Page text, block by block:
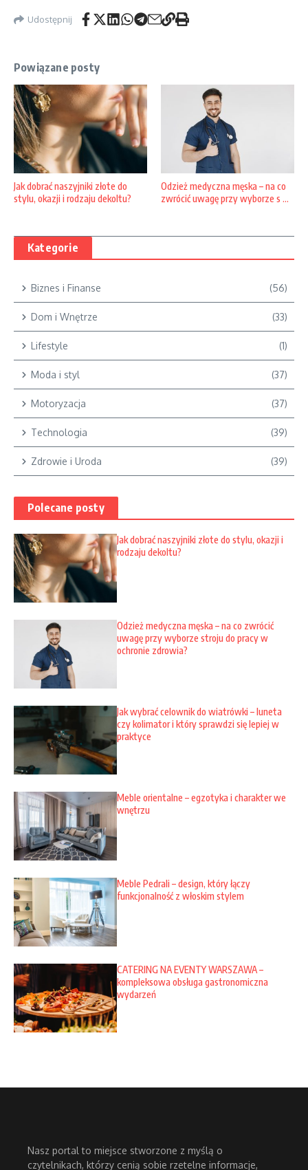
Udostępnij
Powiązane posty
Jak dobrać naszyjniki złote do
stylu, okazji i rodzaju dekoltu?
Odzież medyczna męska – na co
zwrócić uwagę przy wyborze s ...
Kategorie
Biznes i Finanse (56)
Dom i Wnętrze (33)
Lifestyle (1)
Moda i styl (37)
Motoryzacja (37)
Technologia (39)
Zdrowie i Uroda (39)
Polecane posty
Jak dobrać naszyjniki złote do stylu, okazji i
rodzaju dekoltu?
Odzież medyczna męska – na co zwrócić
uwagę przy wyborze stroju do pracy w
ochronie zdrowia?
Jak wybrać celownik do wiatrówki – luneta
czy kolimator i który sprawdzi się lepiej w
praktyce
Meble orientalne – egzotyka i charakter we
wnętrzu
Meble Pedrali – design, który łączy
funkcjonalność z włoskim stylem
CATERING NA EVENTY WARSZAWA –
kompleksowa obsługa gastronomiczna
wydarzeń
Nasz portal to miejsce stworzone z myślą o
czytelnikach, którzy cenią sobie rzetelne informacje,